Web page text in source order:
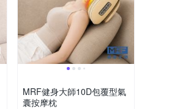
MRF健身大師10D包覆型氣
囊按摩枕